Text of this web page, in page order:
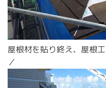
屋根材を貼り終え、屋根
／